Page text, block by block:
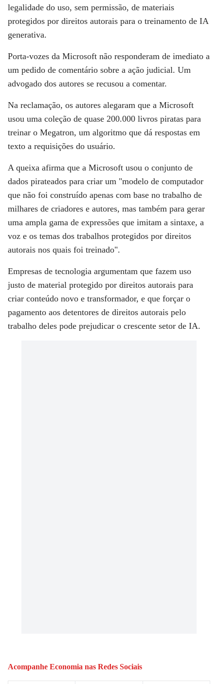
legalidade do uso, sem permissão, de materiais
protegidos por direitos autorais para o treinamento de IA
generativa.
Porta-vozes da Microsoft não responderam de imediato a
um pedido de comentário sobre a ação judicial. Um
advogado dos autores se recusou a comentar.
Na reclamação, os autores alegaram que a Microsoft
usou uma coleção de quase 200.000 livros piratas para
treinar o Megatron, um algoritmo que dá respostas em
texto a requisições do usuário.
A queixa afirma que a Microsoft usou o conjunto de
dados pirateados para criar um "modelo de computador
que não foi construído apenas com base no trabalho de
milhares de criadores e autores, mas também para gerar
uma ampla gama de expressões que imitam a sintaxe, a
voz e os temas dos trabalhos protegidos por direitos
autorais nos quais foi treinado".
Empresas de tecnologia argumentam que fazem uso
justo de material protegido por direitos autorais para
criar conteúdo novo e transformador, e que forçar o
pagamento aos detentores de direitos autorais pelo
trabalho deles pode prejudicar o crescente setor de IA.
Acompanhe Economia nas Redes Sociais